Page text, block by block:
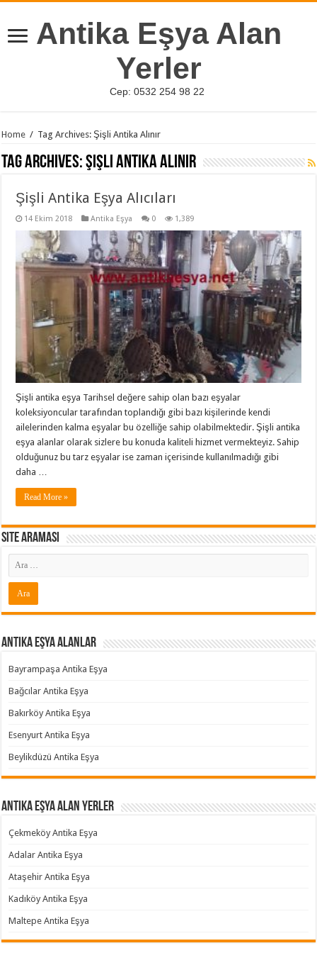
Antika Eşya Alan
Yerler
Cep: 0532 254 98 22
Home / Tag Archives: Şişli Antika Alınır
Tag Archives:Şişli Antika Alınır
Şişli Antika Eşya Alıcıları
14 Ekim 2018 Antika Eşya 0 1,389
Şişli antika eşya Tarihsel değere sahip olan bazı eşyalar
koleksiyoncular tarafından toplandığı gibi bazı kişilerinde kendi
ailelerinden kalma eşyalar bu özelliğe sahip olabilmektedir. Şişli antika
eşya alanlar olarak sizlere bu konuda kaliteli hizmet vermekteyiz. Sahip
olduğunuz bu tarz eşyalar ise zaman içerisinde kullanılmadığı gibi
daha …
Read More »
Site araması
Antika Eşya Alanlar
Bayrampaşa Antika Eşya
Bağcılar Antika Eşya
Bakırköy Antika Eşya
Esenyurt Antika Eşya
Beylikdüzü Antika Eşya
Antika Eşya Alan Yerler
Çekmeköy Antika Eşya
Adalar Antika Eşya
Ataşehir Antika Eşya
Kadıköy Antika Eşya
Maltepe Antika Eşya